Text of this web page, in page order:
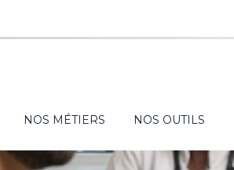
NOS MÉTIERS NOS OUTILS